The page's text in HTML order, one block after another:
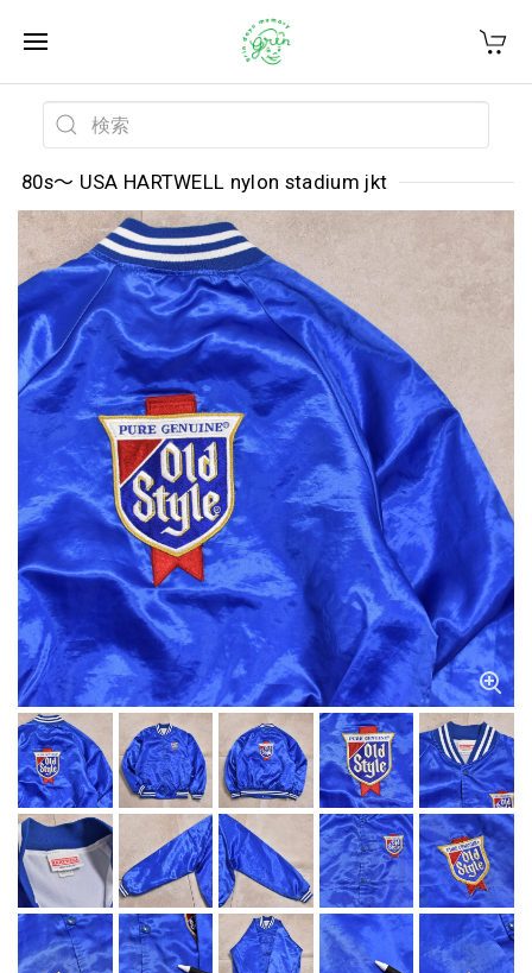
80s～ USA HARTWELL nylon stadium jkt